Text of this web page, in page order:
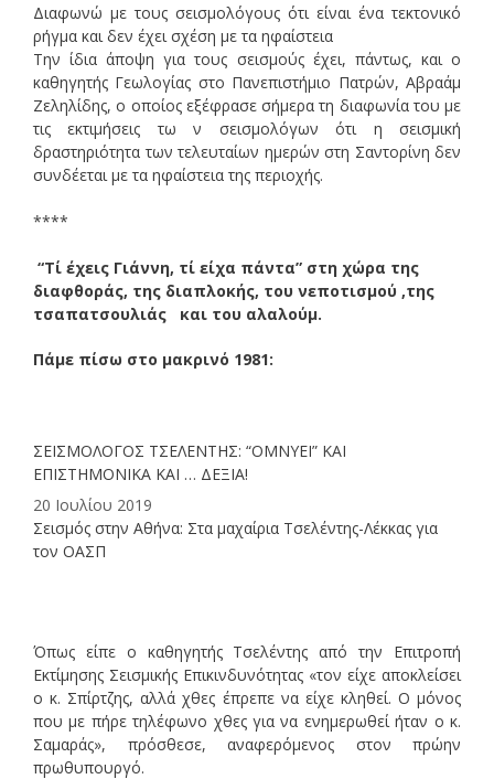
Διαφωνώ με τους σεισμολόγους ότι είναι ένα τεκτονικό
ρήγμα και δεν έχει σχέση με τα ηφαίστεια
Την ίδια άποψη για τους σεισμούς έχει, πάντως, και ο
καθηγητής Γεωλογίας στο Πανεπιστήμιο Πατρών, Αβραάμ
Ζεληλίδης, ο οποίος εξέφρασε σήμερα τη διαφωνία του με
τις εκτιμήσεις τω ν σεισμολόγων ότι η σεισμική
δραστηριότητα των τελευταίων ημερών στη Σαντορίνη δεν
συνδέεται με τα ηφαίστεια της περιοχής.
****
“Τί έχεις Γιάννη, τί είχα πάντα” στη χώρα της
διαφθοράς, της διαπλοκής, του νεποτισμού ,της
τσαπατσουλιάς και του αλαλούμ.
Πάμε πίσω στο μακρινό 1981:
ΣΕΙΣΜΟΛΟΓΟΣ ΤΣΕΛΕΝΤΗΣ: “ΟΜΝΥΕΙ” ΚΑΙ
ΕΠΙΣΤΗΜΟΝΙΚΑ ΚΑΙ … ΔΕΞΙΑ!
20 Ιουλίου 2019
Σεισμός στην Αθήνα: Στα μαχαίρια Τσελέντης-Λέκκας για
τον ΟΑΣΠ
Όπως είπε ο καθηγητής Τσελέντης από την Επιτροπή
Εκτίμησης Σεισμικής Επικινδυνότητας «τον είχε αποκλείσει
ο κ. Σπίρτζης, αλλά χθες έπρεπε να είχε κληθεί. Ο μόνος
που με πήρε τηλέφωνο χθες για να ενημερωθεί ήταν ο κ.
Σαμαράς», πρόσθεσε, αναφερόμενος στον πρώην
πρωθυπουργό.